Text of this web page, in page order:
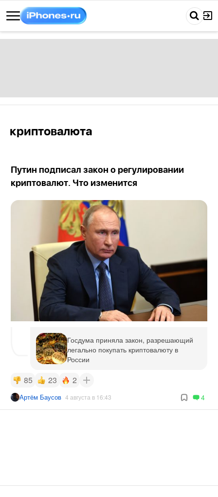
криптовалюта
Путин подписал закон о регулировании
криптовалют. Что изменится
Госдума приняла закон, разрешающий
легально покупать криптовалюту в
России
85 23 2
Артём Баусов 4 августа в 16:43 4